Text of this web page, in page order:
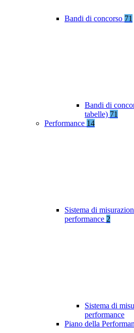
Bandi di concorso 71
Bandi di
tabelle) 71
Performance 14
Sistema di
performance 2
Sistema di
performance
Piano della